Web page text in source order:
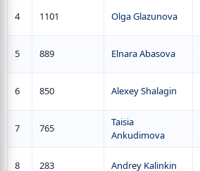
4 1101 Olga Glazunova
5 889 Elnara Abasova
6 850 Alexey Shalagin
7 765
Taisia
Ankudimova
8 283 Andrey Kalinkin